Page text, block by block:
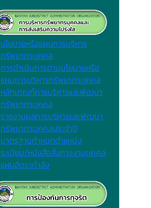
นโยบายหรือแผนการบริหาร
ทรัพยากรบุคคล
การดำเนินการตามนโยบายหรือ
แผนการบริหารทรัพยากรบุคคล
หลักเกณฑ์การบริหารและพัฒนา
ทรัพยากรบุคคล
รายงานผลการบริหารและพัฒนา
ทรัพยากรบุคคลประจำปี
มาตรฐานกำหนดตำแหน่ง
ระเบียบ/หนังสือสั่งการงานบุคคล
แผนอัตรากำลัง